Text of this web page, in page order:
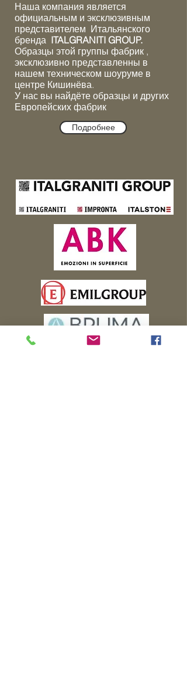
Наша компания является
официальным и эксклюзивным
представителем Итальянского
бренда ITALGRANITI GROUP.​
Образцы этой группы фабрик ,
эксклюзивно представленны в
нашем техническом шоуруме в
центре Кишинёва.
У нас вы найдёте образцы и других
Европейских фабрик
Подробнее